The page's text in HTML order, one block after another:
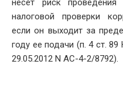
несет риск
налоговой проверки
если он выходит за
году ее подачи (п. 4 ст.
29.05.2012 N АС-4-2/8792).